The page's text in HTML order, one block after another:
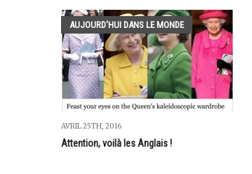
AUJOURD'HUI DANS LE MONDE
AVRIL 25TH, 2016
Attention, voilà les Anglais !